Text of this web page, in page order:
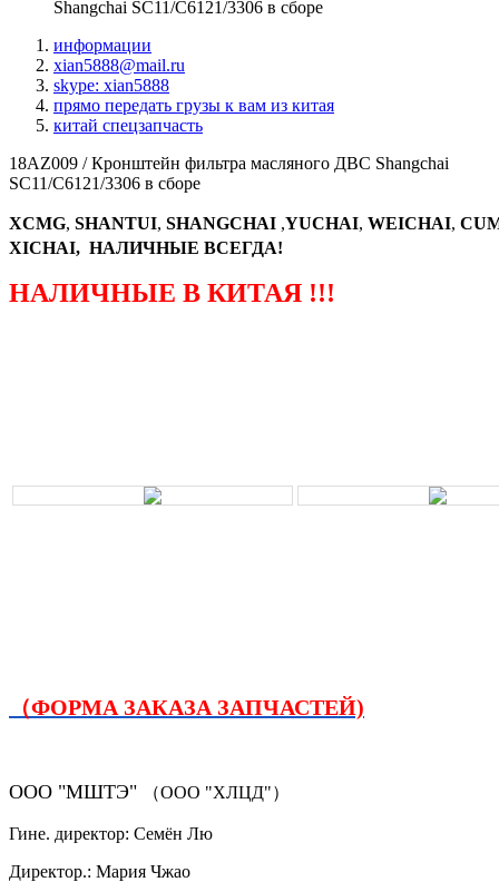
Shangchai SC11/C6121/3306 в сборе
информации
xian5888@mail.ru
skype: xian5888
прямо передать грузы к вам из китая
китай спецзапчасть
18AZ009 / Кронштейн фильтра масляного ДВС Shangchai
SC11/C6121/3306 в сборе
XCMG, SHANTUI, SHANGCHAI ,YUCHAI, WEICHAI,
XICHAI, НАЛИЧНЫЕ ВСЕГДА!
НАЛИЧНЫЕ В КИТАЯ !!!
（ФОРМА ЗАКАЗА ЗАПЧАСТЕЙ)
ООО "МШТЭ" （ООО "ХЛЦД"）
Гине. директор: Семён Лю
Директор.: Мария Чжао